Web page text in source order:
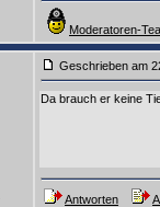
Moderatoren-
Geschrieben am
Da brauch er keine
Antworten